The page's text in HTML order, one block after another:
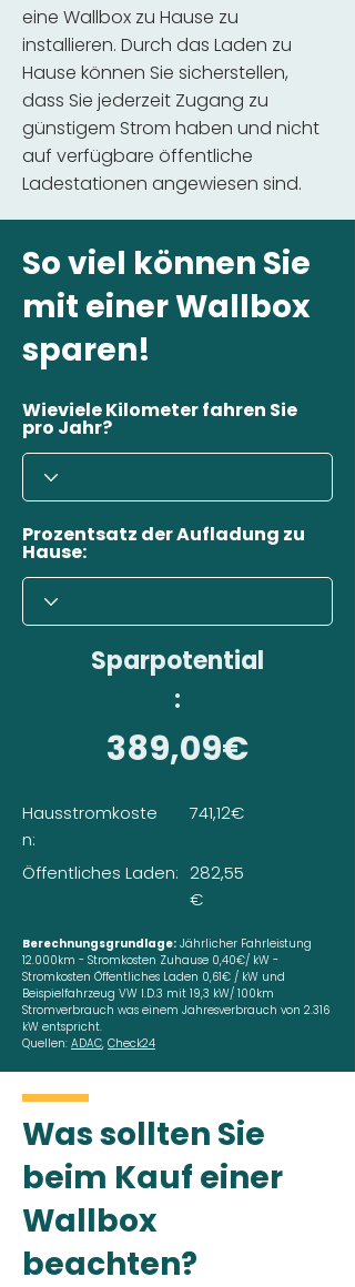
eine Wallbox zu Hause zu
installieren. Durch das Laden zu
Hause können Sie sicherstellen,
dass Sie jederzeit Zugang zu
günstigem Strom haben und nicht
auf verfügbare öffentliche
Ladestationen angewiesen sind.
So viel können Sie
mit einer Wallbox
sparen!
Wieviele Kilometer fahren Sie
pro Jahr?
Prozentsatz der Aufladung zu
Hause:
Sparpotential
:
389,09€
Hausstromkoste
n:
Öffentliches Laden:
741,12€
282,55
€
Berechnungsgrundlage: Jährlicher Fahrleistung
12.000km - Stromkosten Zuhause 0,40€/ kW -
Stromkosten Öffentliches Laden 0,61€ / kW und
Beispielfahrzeug VW I.D.3 mit 19,3 kW/ 100km
Stromverbrauch was einem Jahresverbrauch von 2.316
kW entspricht.
Quellen: ADAC, Check24
Was sollten Sie
beim Kauf einer
Wallbox
beachten?